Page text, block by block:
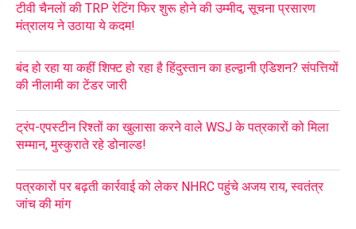
टीवी चैनलों की TRP रेटिंग फिर शुरू होने की उम्मीद, सूचना प्रसारण
मंत्रालय ने उठाया ये कदम!
बंद हो रहा या कहीं शिफ्ट हो रहा है हिंदुस्तान का हल्द्वानी एडिशन? संपत्तियों
की नीलामी का टेंडर जारी
ट्रंप-एपस्टीन रिश्तों का खुलासा करने वाले WSJ के पत्रकारों को मिला
सम्मान, मुस्कुराते रहे डोनाल्ड!
पत्रकारों पर बढ़ती कार्रवाई को लेकर NHRC पहुंचे अजय राय, स्वतंत्र
जांच की मांग